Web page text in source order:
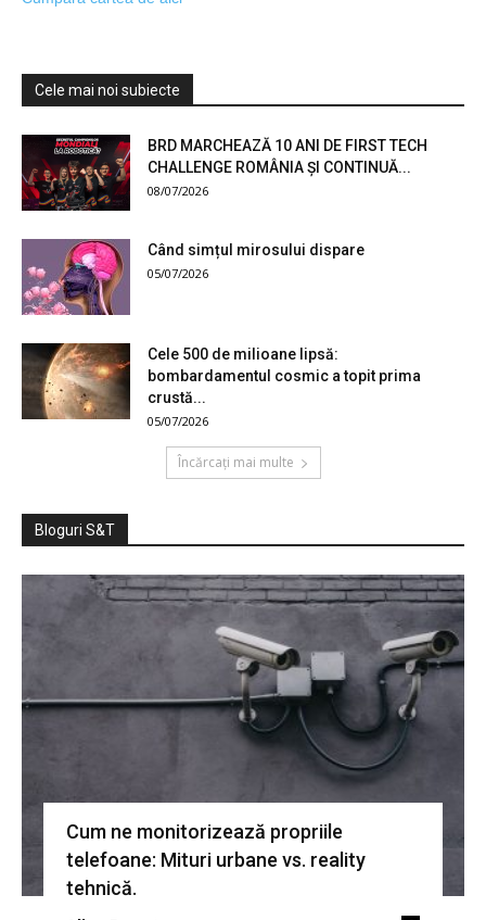
Cele mai noi subiecte
BRD MARCHEAZĂ 10 ANI DE FIRST TECH
CHALLENGE ROMÂNIA ȘI CONTINUĂ...
08/07/2026
Când simțul mirosului dispare
05/07/2026
Cele 500 de milioane lipsă:
bombardamentul cosmic a topit prima
crustă...
05/07/2026
Încărcați mai multe
Bloguri S&T
Cum ne monitorizează propriile
telefoane: Mituri urbane vs. reality
tehnică.